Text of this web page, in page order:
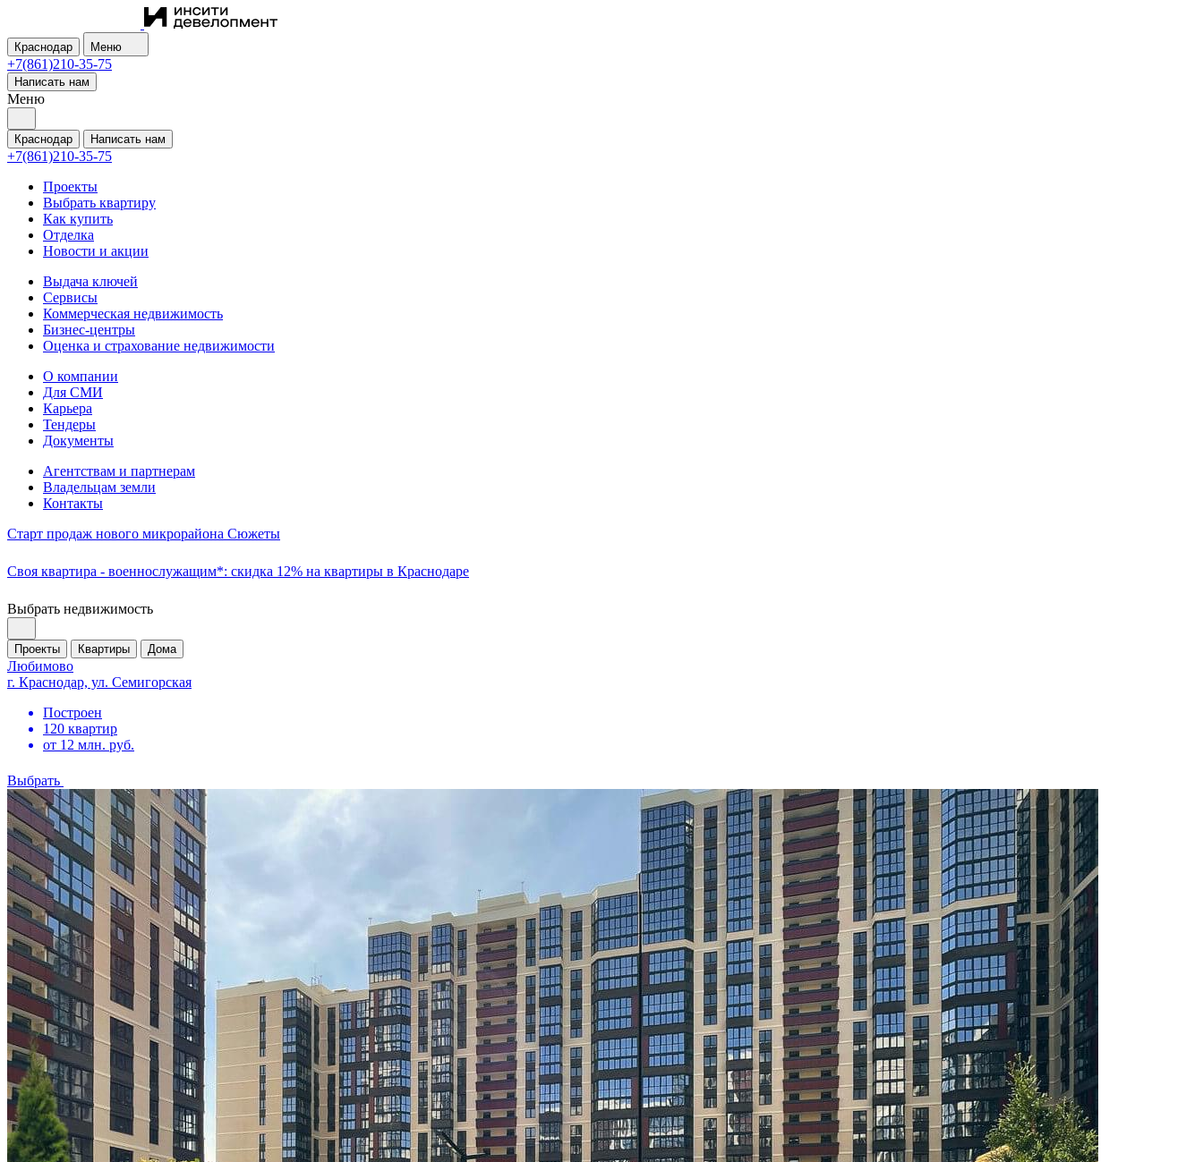
Краснодар Меню
+7(861)210-35-75
Написать нам
Меню
Краснодар Написать нам
+7(861)210-35-75
Проекты
Выбрать квартиру
Как купить
Отделка
Новости и акции
Выдача ключей
Сервисы
Коммерческая недвижимость
Бизнес-центры
Оценка и страхование недвижимости
О компании
Для СМИ
Карьера
Тендеры
Документы
Агентствам и партнерам
Владельцам земли
Контакты
Старт продаж нового микрорайона Сюжеты
Своя квартира - военнослужащим*: скидка 12% на квартиры в Краснодаре
Выбрать недвижимость
Проекты Квартиры Дома
Любимово
г. Краснодар, ул. Семигорская
Построен
120 квартир
от 12 млн. руб.
Выбрать